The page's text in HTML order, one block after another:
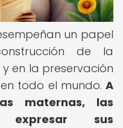
un papel
de la
en la preservación
todo el mundo. A
maternas, las
expresar sus